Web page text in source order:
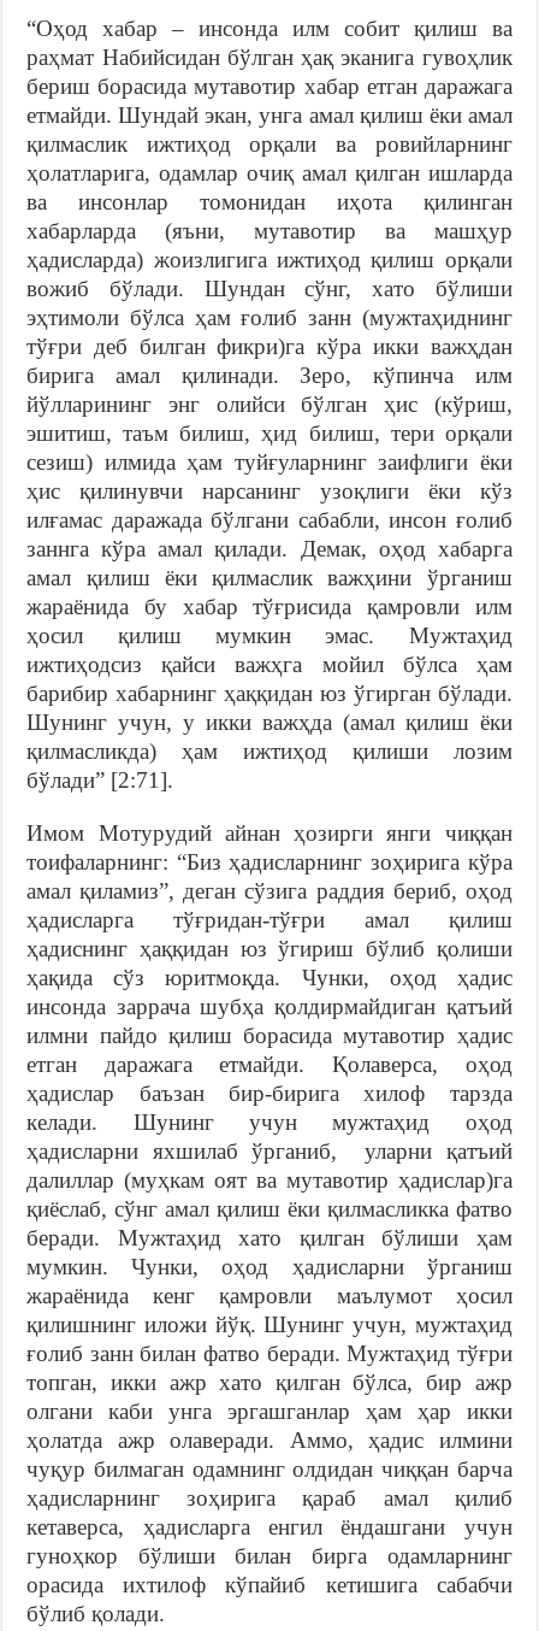
“Оҳод хабар – инсонда илм собит қилиш ва
раҳмат Набийсидан бўлган ҳақ эканига гувоҳлик
бериш борасида мутавотир хабар етган даражага
етмайди. Шундай экан, унга амал қилиш ёки амал
қилмаслик ижтиҳод орқали ва ровийларнинг
ҳолатларига, одамлар очиқ амал қилган ишларда
ва инсонлар томонидан иҳота қилинган
хабарларда (яъни, мутавотир ва машҳур
ҳадисларда) жоизлигига ижтиҳод қилиш орқали
вожиб бўлади. Шундан сўнг, хато бўлиши
эҳтимоли бўлса ҳам ғолиб занн (мужтаҳиднинг
тўғри деб билган фикри)га кўра икки важҳдан
бирига амал қилинади. Зеро, кўпинча илм
йўлларининг энг олийси бўлган ҳис (кўриш,
эшитиш, таъм билиш, ҳид билиш, тери орқали
сезиш) илмида ҳам туйғуларнинг заифлиги ёки
ҳис қилинувчи нарсанинг узоқлиги ёки кўз
илғамас даражада бўлгани сабабли, инсон ғолиб
заннга кўра амал қилади. Демак, оҳод хабарга
амал қилиш ёки қилмаслик важҳини ўрганиш
жараёнида бу хабар тўғрисида қамровли илм
ҳосил қилиш мумкин эмас. Мужтаҳид
ижтиҳодсиз қайси важҳга мойил бўлса ҳам
барибир хабарнинг ҳаққидан юз ўгирган бўлади.
Шунинг учун, у икки важҳда (амал қилиш ёки
қилмасликда) ҳам ижтиҳод қилиши лозим
бўлади” [2:71].
Имом Мотурудий айнан ҳозирги янги чиққан
тоифаларнинг: “Биз ҳадисларнинг зоҳирига кўра
амал қиламиз”, деган сўзига раддия бериб, оҳод
ҳадисларга тўғридан-тўғри амал қилиш
ҳадиснинг ҳаққидан юз ўгириш бўлиб қолиши
ҳақида сўз юритмоқда. Чунки, оҳод ҳадис
инсонда заррача шубҳа қолдирмайдиган қатъий
илмни пайдо қилиш борасида мутавотир ҳадис
етган даражага етмайди. Қолаверса, оҳод
ҳадислар баъзан бир-бирига хилоф тарзда
келади. Шунинг учун мужтаҳид оҳод
ҳадисларни яхшилаб ўрганиб, уларни қатъий
далиллар (муҳкам оят ва мутавотир ҳадислар)га
қиёслаб, сўнг амал қилиш ёки қилмасликка фатво
беради. Мужтаҳид хато қилган бўлиши ҳам
мумкин. Чунки, оҳод ҳадисларни ўрганиш
жараёнида кенг қамровли маълумот ҳосил
қилишнинг иложи йўқ. Шунинг учун, мужтаҳид
ғолиб занн билан фатво беради. Мужтаҳид тўғри
топган, икки ажр хато қилган бўлса, бир ажр
олгани каби унга эргашганлар ҳам ҳар икки
ҳолатда ажр олаверади. Аммо, ҳадис илмини
чуқур билмаган одамнинг олдидан чиққан барча
ҳадисларнинг зоҳирига қараб амал қилиб
кетаверса, ҳадисларга енгил ёндашгани учун
гуноҳкор бўлиши билан бирга одамларнинг
орасида ихтилоф кўпайиб кетишига сабабчи
бўлиб қолади.